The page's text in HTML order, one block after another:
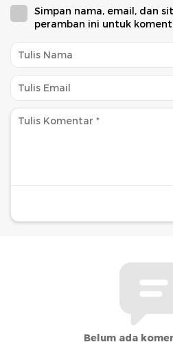
Simpan nama, email, dan
peramban ini untuk
Belum ada